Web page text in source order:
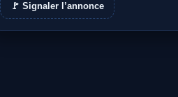
🚩 Signaler l’annonce